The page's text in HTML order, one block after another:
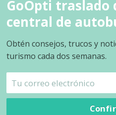
GoOpti traslado
central de
Obtén consejos, trucos y
turismo cada dos semanas.